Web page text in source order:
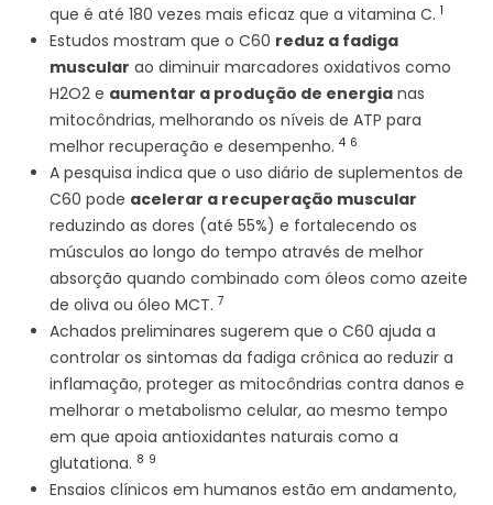
que é até 180 vezes mais eficaz que a vitamina C. 1
Estudos mostram que o C60 reduz a fadiga
muscular ao diminuir marcadores oxidativos como
H2O2 e aumentar a produção de energia nas
mitocôndrias, melhorando os níveis de ATP para
melhor recuperação e desempenho. 4 6
A pesquisa indica que o uso diário de suplementos de
C60 pode acelerar a recuperação muscular
reduzindo as dores (até 55%) e fortalecendo os
músculos ao longo do tempo através de melhor
absorção quando combinado com óleos como azeite
de oliva ou óleo MCT. 7
Achados preliminares sugerem que o C60 ajuda a
controlar os sintomas da fadiga crônica ao reduzir a
inflamação, proteger as mitocôndrias contra danos e
melhorar o metabolismo celular, ao mesmo tempo
em que apoia antioxidantes naturais como a
glutationa. 8 9
Ensaios clínicos em humanos estão em andamento,